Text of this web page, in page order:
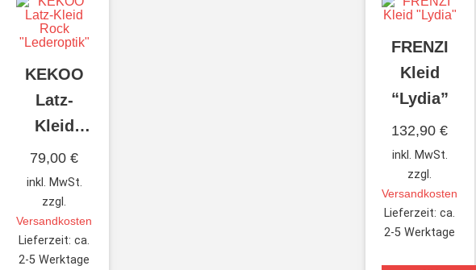
KEKOO
Latz-
Kleid
Rock
“Lederoptik”
79,00€
inkl. MwSt.
zzgl.
Versandkosten
Lieferzeit:ca.
2-5 Werktage
FRENZI
Kleid
“Lydia”
132,90€
inkl. MwSt.
zzgl.
Versandkosten
Lieferzeit:ca.
2-5 Werktage